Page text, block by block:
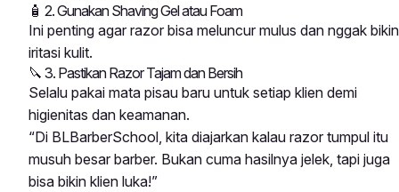
🧴 2. Gunakan Shaving Gel atau Foam
Ini penting agar razor bisa meluncur mulus dan nggak bikin
iritasi kulit.
🔪 3. Pastikan Razor Tajam dan Bersih
Selalu pakai mata pisau baru untuk setiap klien demi
higienitas dan keamanan.
“Di BLBarberSchool, kita diajarkan kalau razor tumpul itu
musuh besar barber. Bukan cuma hasilnya jelek, tapi juga
bisa bikin klien luka!”